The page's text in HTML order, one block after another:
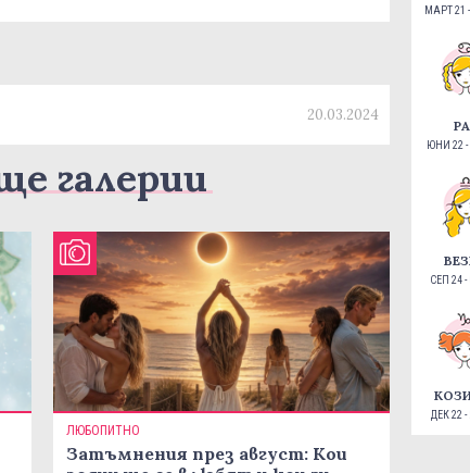
20.03.2024
галерии
ЛЮБОПИТНО
Затъмнения през август: Кои
МАРТ 21
ЮНИ 22
СЕП 24 -
ДЕК 22 -